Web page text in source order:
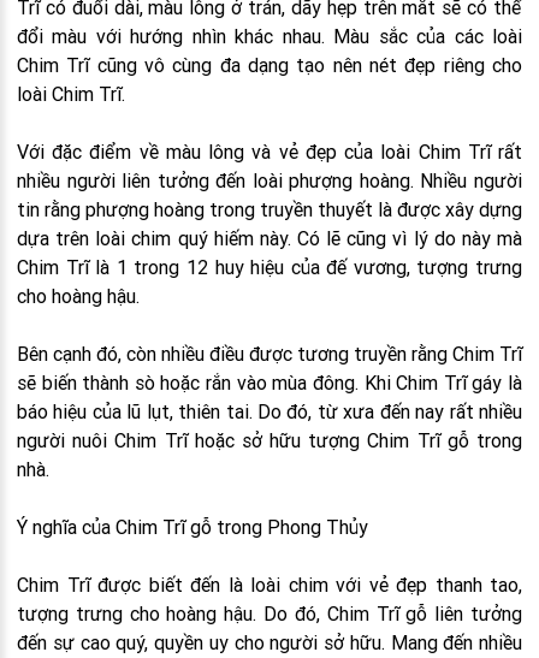
Trĩ có đuổi dài, màu lông ở trán, dãy hẹp trên mắt sẽ có thể
đổi màu với hướng nhìn khác nhau. Màu sắc của các loài
Chim Trĩ cũng vô cùng đa dạng tạo nên nét đẹp riêng cho
loài Chim Trĩ.
Với đặc điểm về màu lông và vẻ đẹp của loài Chim Trĩ rất
nhiều người liên tưởng đến loài phượng hoàng. Nhiều người
tin rằng phượng hoàng trong truyền thuyết là được xây dựng
dựa trên loài chim quý hiếm này. Có lẽ cũng vì lý do này mà
Chim Trĩ là 1 trong 12 huy hiệu của đế vương, tượng trưng
cho hoàng hậu.
Bên cạnh đó, còn nhiều điều được tương truyền rằng Chim Trĩ
sẽ biến thành sò hoặc rắn vào mùa đông. Khi Chim Trĩ gáy là
báo hiệu của lũ lụt, thiên tai. Do đó, từ xưa đến nay rất nhiều
người nuôi Chim Trĩ hoặc sở hữu tượng Chim Trĩ gỗ trong
nhà.
Ý nghĩa của Chim Trĩ gỗ trong Phong Thủy
Chim Trĩ được biết đến là loài chim với vẻ đẹp thanh tao,
tượng trưng cho hoàng hậu. Do đó, Chim Trĩ gỗ liên tưởng
đến sự cao quý, quyền uy cho người sở hữu. Mang đến nhiều